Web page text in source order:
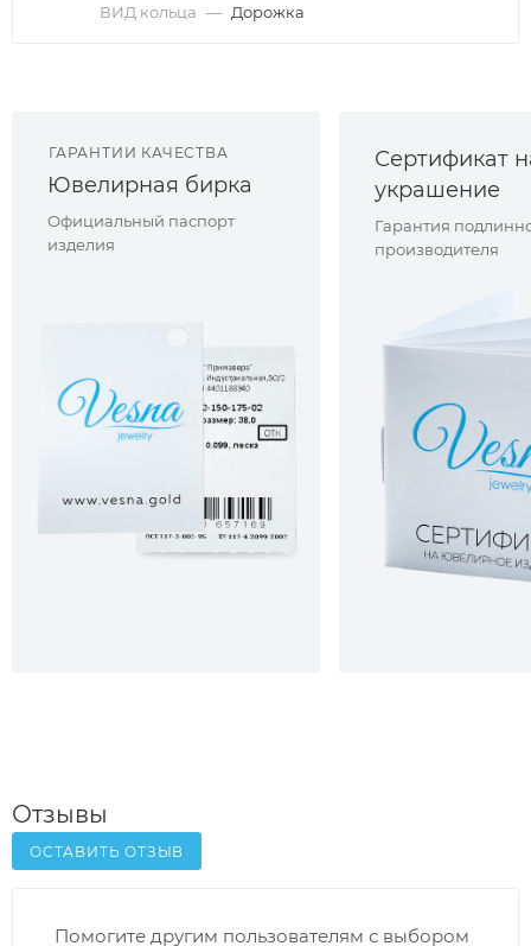
ВИД кольца — Дорожка
ГАРАНТИИ КАЧЕСТВА
Ювелирная бирка
Официальный паспорт
изделия
Сертификат
украшение
Гарантия
производителя
Отзывы
ОСТАВИТЬ ОТЗЫВ
Помогите другим пользователям с выбором